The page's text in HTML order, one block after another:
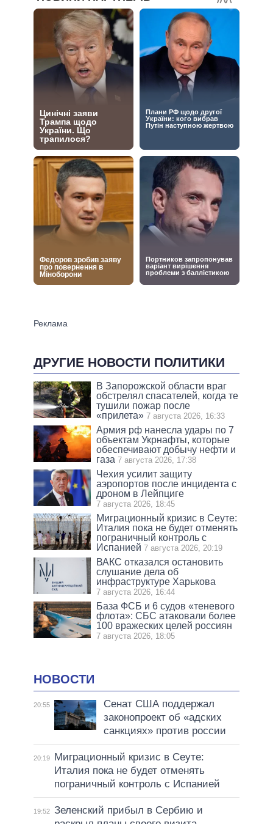
ДРУГИЕ НОВОСТИ ПОЛИТИКИ
В Запорожской области враг
обстрелял спасателей, когда те
тушили пожар после
«прилета» 7 августа 2026, 16:33
Армия рф нанесла удары по 7
объектам Укрнафты, которые
обеспечивают добычу нефти и
газа 7 августа 2026, 17:38
Чехия усилит защиту
аэропортов после инцидента с
дроном в Лейпциге
7 августа 2026, 18:45
Миграционный кризис в Сеуте:
Италия пока не будет отменять
пограничный контроль с
Испанией 7 августа 2026, 20:19
ВАКС отказался остановить
слушание дела об
инфраструктуре Харькова
7 августа 2026, 16:44
База ФСБ и 6 судов «теневого
флота»: СБС атаковали более
100 вражеских целей россиян
7 августа 2026, 18:05
НОВОСТИ
20:55
Сенат США поддержал
законопроект об «адских
санкциях» против россии
20:19
Миграционный кризис в Сеуте:
Италия пока не будет отменять
пограничный контроль с Испанией
19:52 Зеленский прибыл в Сербию и